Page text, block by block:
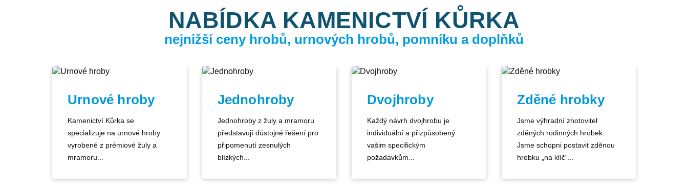
NABÍDKA KAMENICTVÍ KŮRKA
nejnižší ceny hrobů, urnových hrobů, pomníku a doplňků
Urnové hroby
Kamenictví Kůrka se
specializuje na urnové hroby
vyrobené z prémiové žuly a
mramoru...
Jednohroby
Jednohroby z žuly a mramoru
představují důstojné řešení pro
připomenutí zesnulých
blízkých...
Dvojhroby
Každý návrh dvojhrobu je
individuální a přizpůsobený
vašim specifickým
požadavkům...
Zděné hrobky
Jsme výhradní zhotovitel
zděných rodinných hrobek.
Jsme schopni postavit zděnou
hrobku „na klíč“...